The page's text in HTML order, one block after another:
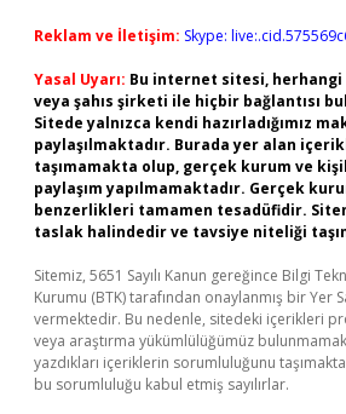
Reklam ve İletişim: Skype:
Yasal Uyarı: Bu internet sitesi,
veya şahıs şirketi ile hiçbir bağlantısı
Sitede yalnızca kendi hazırladığımız
paylaşılmaktadır. Burada yer alan
taşımamakta olup, gerçek kurum ve
paylaşım yapılmamaktadır. Gerçek
benzerlikleri tamamen tesadüfidir.
taslak halindedir ve tavsiye niteliği
Sitemiz, 5651 Sayılı Kanun gereğince Bilgi
Kurumu (BTK) tarafından onaylanmış bir Yer
vermektedir. Bu nedenle, sitedeki içerikleri
veya araştırma yükümlülüğümüz
yazdıkları içeriklerin sorumluluğunu
bu sorumluluğu kabul etmiş sayılırlar.